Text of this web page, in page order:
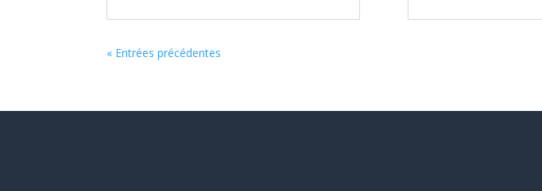
« Entrées précédentes